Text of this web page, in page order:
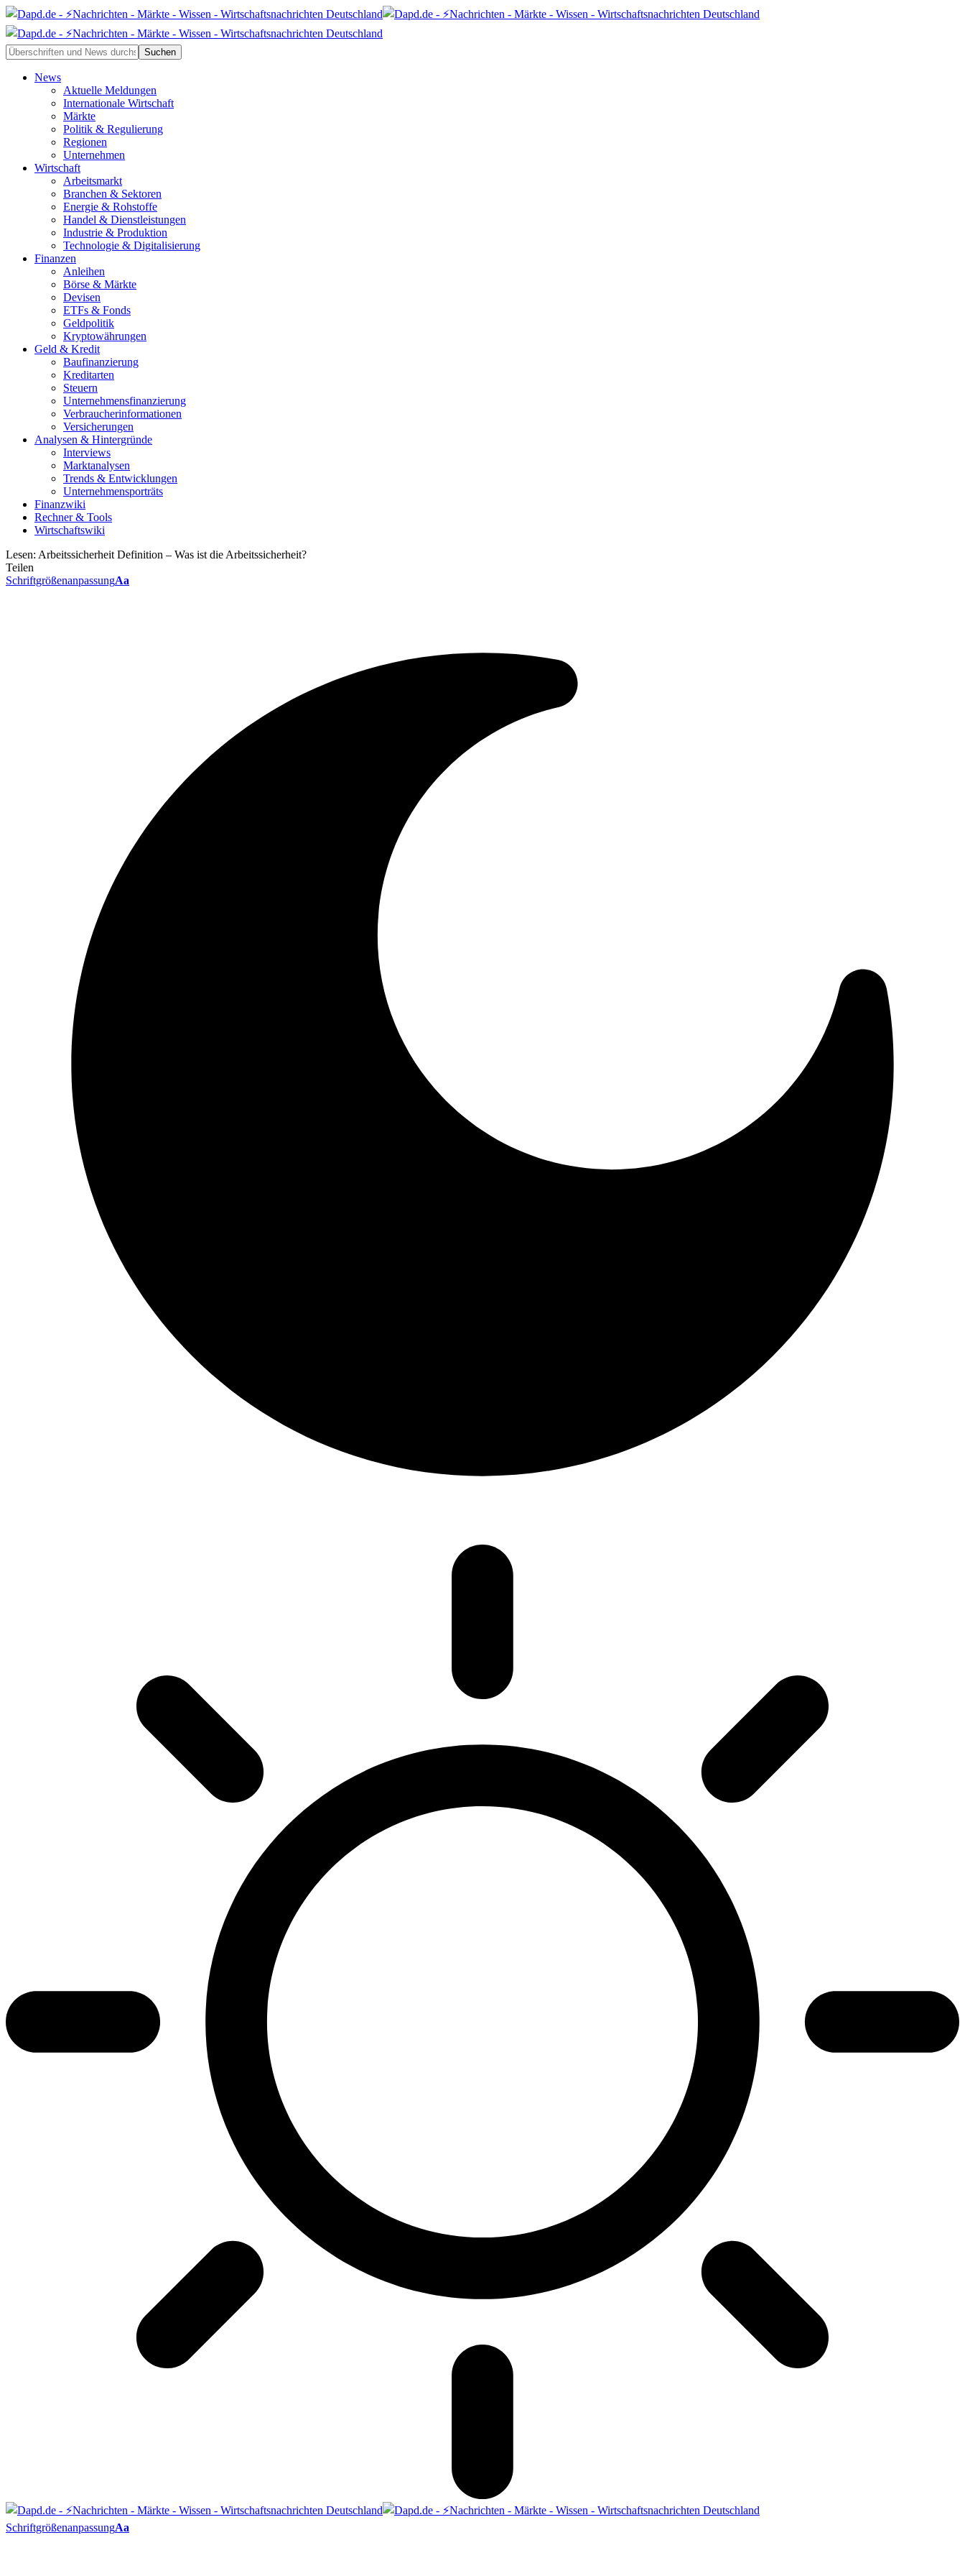
News
Aktuelle Meldungen
Internationale Wirtschaft
Märkte
Politik & Regulierung
Regionen
Unternehmen
Wirtschaft
Arbeitsmarkt
Branchen & Sektoren
Energie & Rohstoffe
Handel & Dienstleistungen
Industrie & Produktion
Technologie & Digitalisierung
Finanzen
Anleihen
Börse & Märkte
Devisen
ETFs & Fonds
Geldpolitik
Kryptowährungen
Geld & Kredit
Baufinanzierung
Kreditarten
Steuern
Unternehmensfinanzierung
Verbraucherinformationen
Versicherungen
Analysen & Hintergründe
Interviews
Marktanalysen
Trends & Entwicklungen
Unternehmensporträts
Finanzwiki
Rechner & Tools
Wirtschaftswiki
Lesen: Arbeitssicherheit Definition – Was ist die Arbeitssicherheit?
Teilen
SchriftgrößenanpassungAa
SchriftgrößenanpassungAa